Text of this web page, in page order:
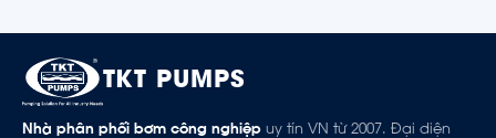
TKT PUMPS
Nhà phân phối bơm công nghiệp uy tín VN từ 2007. Đại diện